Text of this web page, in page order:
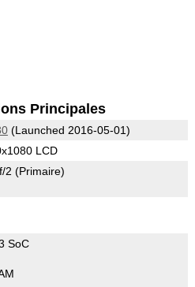
Principales
(Launched 2016-05-01)
LCD
2 (Primaire)
SoC